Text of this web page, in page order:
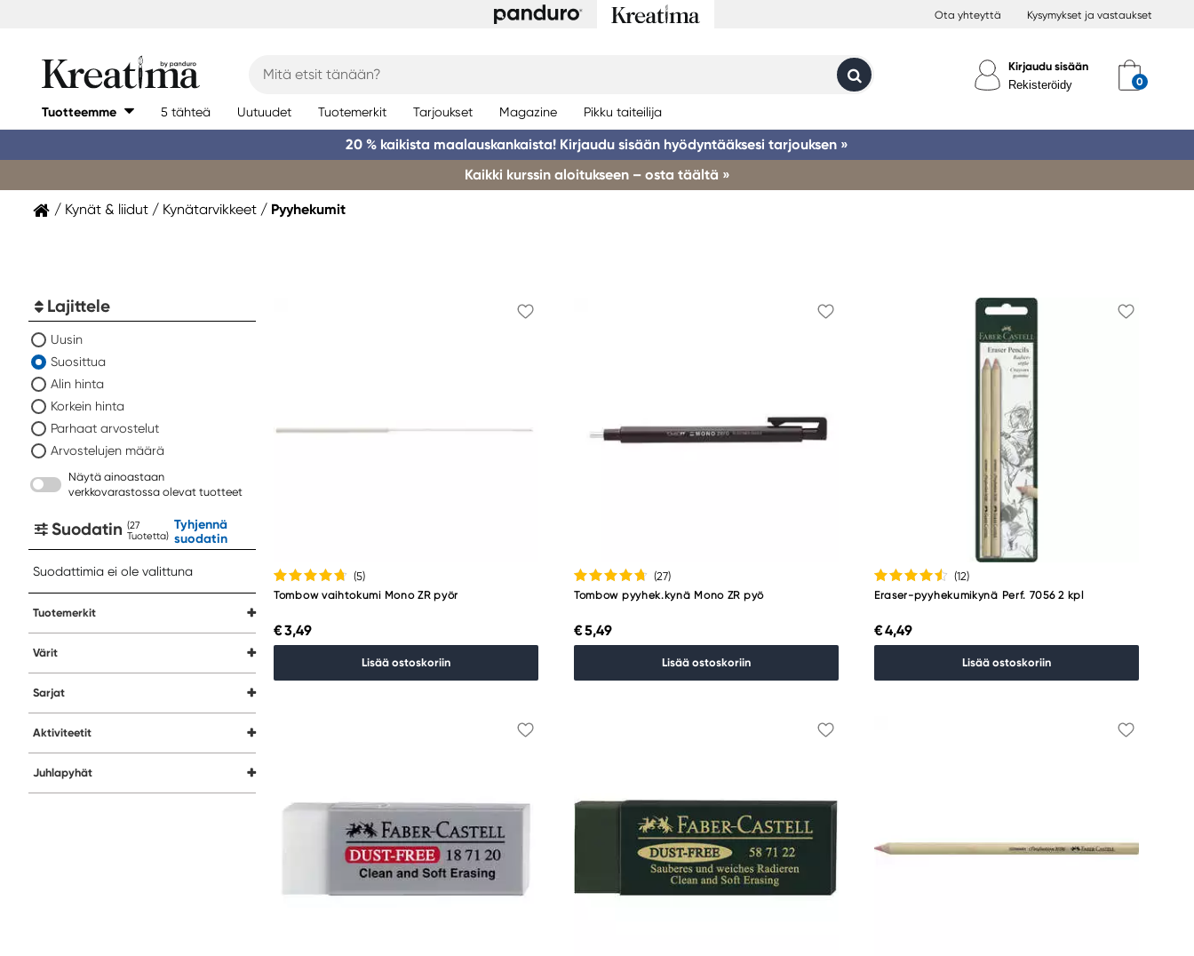
Ota yhteyttä Kysymykset ja vastaukset
Kirjaudu sisään
Rekisteröidy
Tuotteemme 5 tähteä Uutuudet Tuotemerkit Tarjoukset Magazine Pikku taiteilija
20 % kaikista maalauskankaista! Kirjaudu sisään hyödyntääksesi tarjouksen »
Kaikki kurssin aloitukseen – osta täältä »
Kynät & liidut Kynätarvikkeet Pyyhekumit
Lajittele
Uusin
Suosittua
Alin hinta
Korkein hinta
Parhaat arvostelut
Arvostelujen määrä
Näytä ainoastaan
verkkovarastossa olevat tuotteet
Suodatin (
Tuotetta)
Tyhjennä
suodatin
Suodattimia ei ole valittuna
Tuotemerkit
Värit
Sarjat
Aktiviteetit
Juhlapyhät
(5)
Tombow vaihtokumi Mono ZR pyör
€ 3,49
Lisää ostoskoriin
(27)
Tombow pyyhek.kynä Mono ZR pyö
€ 5,49
Lisää ostoskoriin
(12)
Eraser-pyyhekumikynä Perf. 7056 2 kpl
€ 4,49
Lisää ostoskoriin